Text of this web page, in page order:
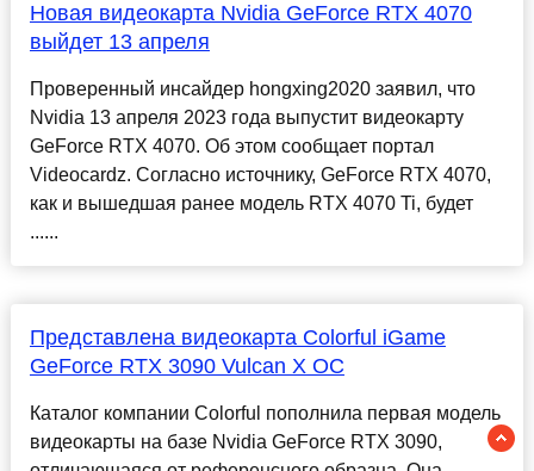
Новая видеокарта Nvidia GeForce RTX 4070
выйдет 13 апреля
Проверенный инсайдер hongxing2020 заявил, что
Nvidia 13 апреля 2023 года выпустит видеокарту
GeForce RTX 4070. Об этом сообщает портал
Videocardz. Согласно источнику, GeForce RTX 4070,
как и вышедшая ранее модель RTX 4070 Ti, будет
......
Представлена видеокарта Colorful iGame
GeForce RTX 3090 Vulcan X OC
Каталог компании Colorful пополнила первая модель
видеокарты на базе Nvidia GeForce RTX 3090,